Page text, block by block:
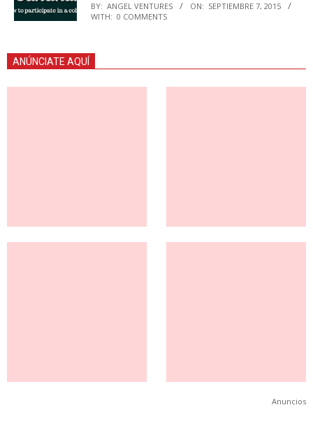
BY: ANGEL VENTURES ON: SEPTIEMBRE 7, 2015
WITH: 0 COMMENTS
ANÚNCIATE AQUÍ
Anuncios